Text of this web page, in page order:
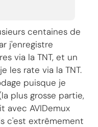
centaines de
j'enregistre
via la TNT, et un
les rate via la TNT.
puisque je
plus grosse partie,
avec AVIDemux
c'est extrêmement